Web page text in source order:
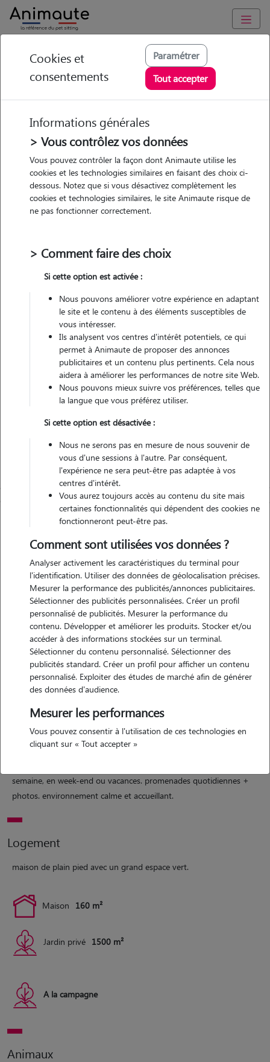
Animaute Grand-Est Seingbouse
Fabien - Petsitter à
SEINGBOUSE
• 64 ans
Garde
chez le Pet Sitter
Promenades
Véhiculé
Garde réalisée
Contacter
L'envoi d'une demande est sans engagement
Motivation
votre chien sera reçu dans un grand confort et bénéficiera de
promenades régulièrement. il sera accompagné par notre toutou.
nous avons des animaux sous notre toit depuis 25 ans. nous y
prêtons une très grande attention.
Expérience
je détient la certification acaced nécessaire pour ce type d'activité.
semaine, en week-end ou vacances. promenades quotidiennes +
photos. environnement calme et accueillant.
Logement
maison de plain pied avec un grand espace vert.
Maison 160 m²
Jardin privé 1500 m²
A la campagne
Animaux
Cookies et
consentements
Paramétrer
Tout accepter
Informations générales
> Vous contrôlez vos données
Vous pouvez contrôler la façon dont Animaute utilise les
cookies et les technologies similaires en faisant des choix ci-
dessous. Notez que si vous désactivez complètement les
cookies et technologies similaires, le site Animaute risque de
ne pas fonctionner correctement.
> Comment faire des choix
Si cette option est activée :
Nous pouvons améliorer votre expérience en adaptant
le site et le contenu à des éléments susceptibles de
vous intéresser.
Ils analysent vos centres d'intérêt potentiels, ce qui
permet à Animaute de proposer des annonces
publicitaires et un contenu plus pertinents. Cela nous
aidera à améliorer les performances de notre site Web.
Nous pouvons mieux suivre vos préférences, telles que
la langue que vous préférez utiliser.
Si cette option est désactivée :
Nous ne serons pas en mesure de nous souvenir de
vous d'une sessions à l'autre. Par conséquent,
l'expérience ne sera peut-être pas adaptée à vos
centres d'intérêt.
Vous aurez toujours accès au contenu du site mais
certaines fonctionnalités qui dépendent des cookies ne
fonctionneront peut-être pas.
Comment sont utilisées vos données ?
Analyser activement les caractéristiques du terminal pour
l'identification. Utiliser des données de géolocalisation précises.
Mesurer la performance des publicités/annonces publicitaires.
Sélectionner des publicités personnalisées. Créer un profil
personnalisé de publicités. Mesurer la performance du
contenu. Développer et améliorer les produits. Stocker et/ou
accéder à des informations stockées sur un terminal.
Sélectionner du contenu personnalisé. Sélectionner des
publicités standard. Créer un profil pour afficher un contenu
personnalisé. Exploiter des études de marché afin de générer
des données d'audience.
Mesurer les performances
Vous pouvez consentir à l'utilisation de ces technologies en
cliquant sur « Tout accepter »